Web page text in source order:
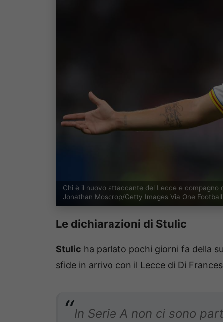
Chi è il nuovo attaccante del Lecce e compagno
Jonathan Moscrop/Getty Images Via One
Le dichiarazioni di Stulic
Stulic ha parlato pochi giorni fa della
sfide in arrivo con il Lecce di Di
In Serie A non ci sono